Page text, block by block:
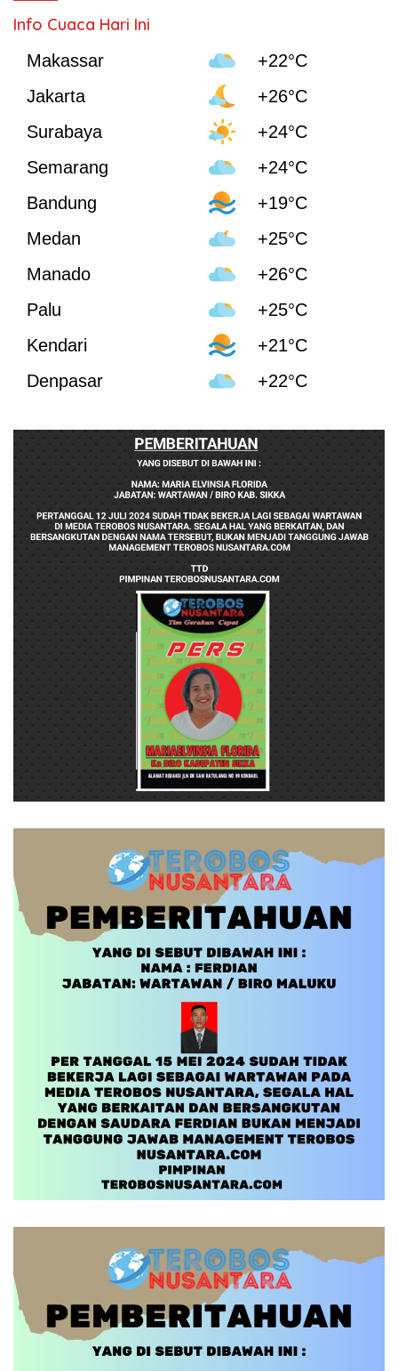
Info Cuaca Hari Ini
Makassar
+22°C
Jakarta
+26°C
Surabaya
+24°C
Semarang
+24°C
Bandung
+19°C
Medan
+25°C
Manado
+26°C
Palu
+25°C
Kendari
+21°C
Denpasar
+22°C